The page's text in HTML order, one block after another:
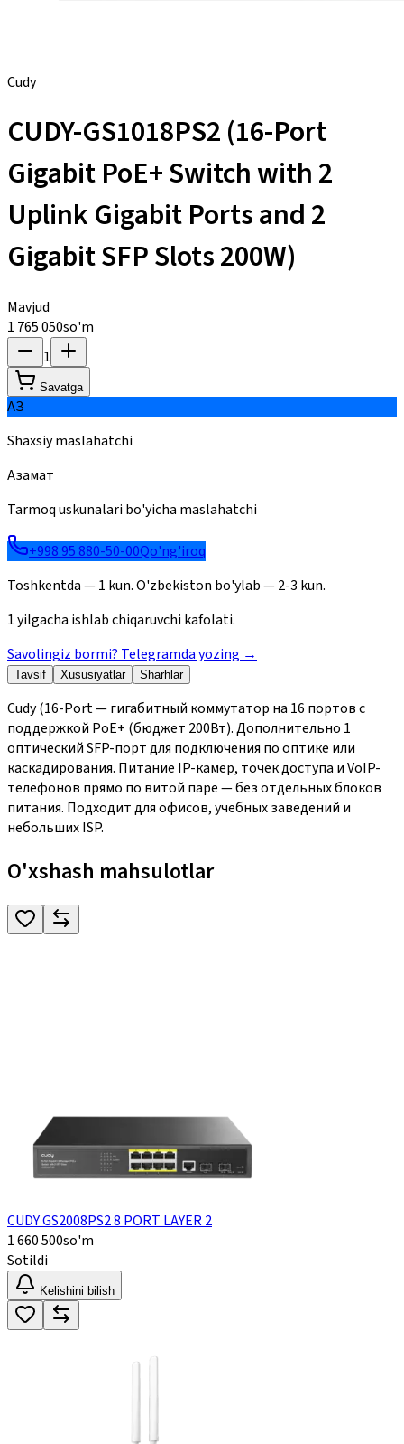
Cudy
CUDY-GS1018PS2 (16-Port
Gigabit PoE+ Switch with 2
Uplink Gigabit Ports and 2
Gigabit SFP Slots 200W)
Mavjud
1 765 050so'm
1
Savatga
АЗ
Shaxsiy maslahatchi
Азамат
Tarmoq uskunalari bo'yicha maslahatchi
+998 95 880-50-00Qo'ng'iroq
Toshkentda — 1 kun. O'zbekiston bo'ylab — 2-3 kun.
1 yilgacha ishlab chiqaruvchi kafolati.
Savolingiz bormi? Telegramda yozing →
Tavsif Xususiyatlar Sharhlar
Cudy (16-Port — гигабитный коммутатор на 16 портов с
поддержкой PoE+ (бюджет 200Вт). Дополнительно 1
оптический SFP-порт для подключения по оптике или
каскадирования. Питание IP-камер, точек доступа и VoIP-
телефонов прямо по витой паре — без отдельных блоков
питания. Подходит для офисов, учебных заведений и
небольших ISP.
O'xshash mahsulotlar
CUDY GS2008PS2 8 PORT LAYER 2
1 660 500so'm
Sotildi
Kelishini bilish